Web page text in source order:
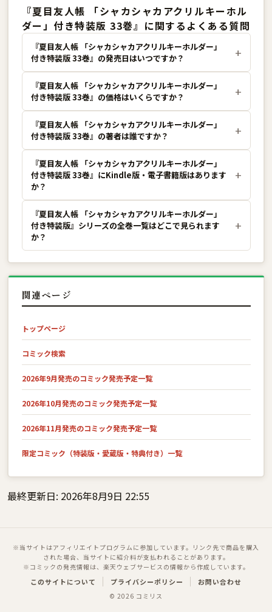
『夏目友人帳 「シャカシャカアクリルキーホル
ダー」付き特装版 33巻』に関するよくある質問
『夏目友人帳 「シャカシャカアクリルキーホルダー」
付き特装版 33巻』の発売日はいつですか？
『夏目友人帳 「シャカシャカアクリルキーホルダー」
付き特装版 33巻』の価格はいくらですか？
『夏目友人帳 「シャカシャカアクリルキーホルダー」
付き特装版 33巻』の著者は誰ですか？
『夏目友人帳 「シャカシャカアクリルキーホルダー」
付き特装版 33巻』にKindle版・電子書籍版はあります
か？
『夏目友人帳 「シャカシャカアクリルキーホルダー」
付き特装版』シリーズの全巻一覧はどこで見られます
か？
関連ページ
トップページ
コミック検索
2026年9月発売のコミック発売予定一覧
2026年10月発売のコミック発売予定一覧
2026年11月発売のコミック発売予定一覧
限定コミック（特装版・愛蔵版・特典付き）一覧
最終更新日: 2026年8月9日 22:55
※当サイトはアフィリエイトプログラムに参加しています。リンク先で商品を購入
された場合、当サイトに紹介料が支払われることがあります。
※コミックの発売情報は、楽天ウェブサービスの情報から作成しています。
このサイトについて プライバシーポリシー お問い合わせ
© 2026 コミリス